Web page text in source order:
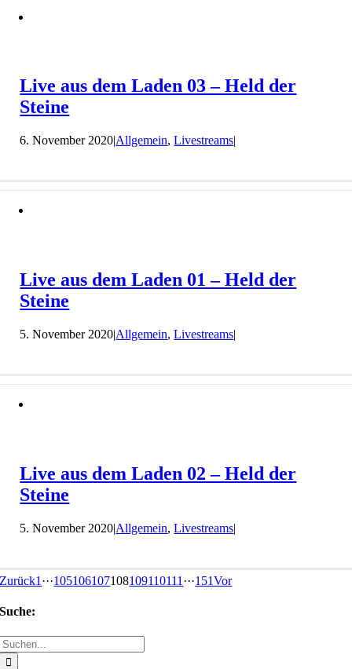
Live aus dem Laden 03 – Held der
Steine
6. November 2020|Allgemein,Livestreams|
Live aus dem Laden 01 – Held der
Steine
5. November 2020|Allgemein,Livestreams|
Live aus dem Laden 02 – Held der
Steine
5. November 2020|Allgemein,Livestreams|
Zurück1 ···105106107108109110111 ···151Vor
Suche: